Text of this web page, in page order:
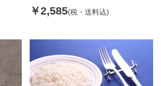
￥2,585(税・送料込)